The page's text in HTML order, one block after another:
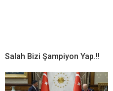
Salah Bizi Şampiyon Yap.!!